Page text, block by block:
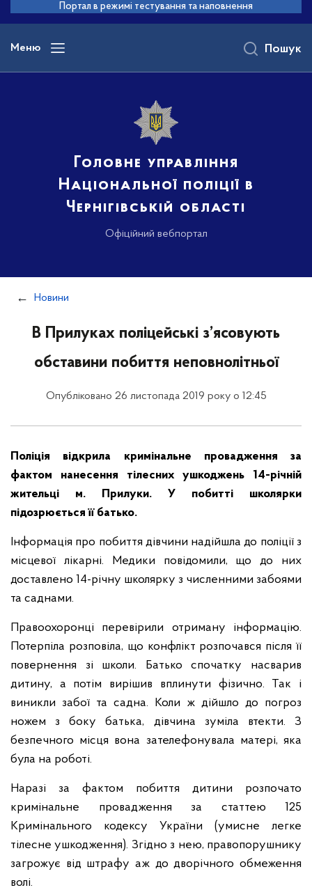
основного
вмісту
Портал в режимі тестування та наповнення
Меню
Головне управління
Національної поліції в
Чернігівській області
Офіційний вебпортал
Пошук
Новини
В Прилуках поліцейські з’ясовують
обставини побиття неповнолітньої
Опубліковано 26 листопада 2019 року о 12:45
Поліція відкрила кримінальне провадження за
фактом нанесення тілесних ушкоджень 14-річній
жительці м. Прилуки. У побитті школярки
підозрюється її батько.
Інформація про побиття дівчини надійшла до поліції з
місцевої лікарні. Медики повідомили, що до них
доставлено 14-річну школярку з численними забоями
та саднами.
Правоохоронці перевірили отриману інформацію.
Потерпіла розповіла, що конфлікт розпочався після її
повернення зі школи. Батько спочатку насварив
дитину, а потім вирішив вплинути фізично. Так і
виникли забої та садна. Коли ж дійшло до погроз
ножем з боку батька, дівчина зуміла втекти. З
безпечного місця вона зателефонувала матері, яка
була на роботі.
Наразі за фактом побиття дитини розпочато
кримінальне провадження за статтею 125
Кримінального кодексу України (умисне легке
тілесне ушкодження). Згідно з нею, правопорушнику
загрожує від штрафу аж до дворічного обмеження
волі.